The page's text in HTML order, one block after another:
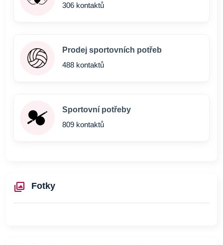
306 kontaktů
Prodej sportovních potřeb
488 kontaktů
Sportovní potřeby
809 kontaktů
Fotky